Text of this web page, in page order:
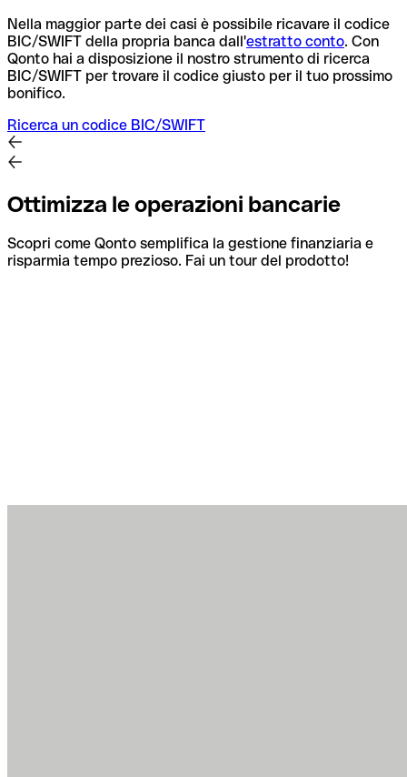
Nella maggior parte dei casi è possibile ricavare il codice
BIC/SWIFT della propria banca dall'estratto conto. Con
Qonto hai a disposizione il nostro strumento di ricerca
BIC/SWIFT per trovare il codice giusto per il tuo prossimo
bonifico.
Ricerca un codice BIC/SWIFT
Ottimizza le operazioni bancarie
Scopri come Qonto semplifica la gestione finanziaria e
risparmia tempo prezioso. Fai un tour del prodotto!